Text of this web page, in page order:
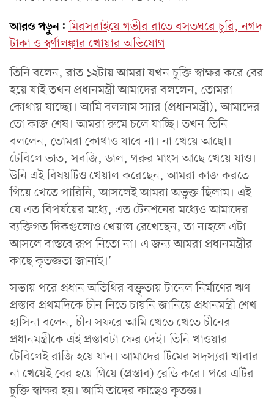
আরও পড়ুন: মিরসরাইয়ে গভীর রাতে বসতঘরে চুরি, নগদ
টাকা ও স্বর্ণালঙ্কার খোয়ার অভিযোগ
তিনি বলেন, রাত ১২টায় আমরা যখন চুক্তি স্বাক্ষর করে বের
হয়ে যাই তখন প্রধানমন্ত্রী আমাদের বললেন, তোমরা
কোথায় যাচ্ছো। আমি বললাম স্যার (প্রধানমন্ত্রী), আমাদের
তো কাজ শেষ। আমরা রুমে চলে যাচ্ছি। তখন তিনি
বললেন, তোমরা কোথাও যাবে না। না খেয়ে আছো।
টেবিলে ভাত, সবজি, ডাল, গরুর মাংস আছে খেয়ে যাও।
উনি এই বিষয়টিও খেয়াল করেছেন, আমরা কাজ করতে
গিয়ে খেতে পারিনি, আসলেই আমরা অভুক্ত ছিলাম। এই
যে এত বিপর্যয়ের মধ্যে, এত টেনশনের মধ্যেও আমাদের
ব্যক্তিগত দিকগুলোও খেয়াল রেখেছেন, তা নাহলে এটা
আসলে বাস্তবে রূপ নিতো না। এ জন্য আমরা প্রধানমন্ত্রীর
কাছে কৃতজ্ঞতা জানাই।’
সভায় পরে প্রধান অতিথির বক্তৃতায় টানেল নির্মাণের ঋণ
প্রস্তাব প্রথমদিকে চীন নিতে চায়নি জানিয়ে প্রধানমন্ত্রী শেখ
হাসিনা বলেন, চীন সফরে আমি খেতে খেতে চীনের
প্রধানমন্ত্রীকে এই প্রস্তাবটা ফের দেই। তিনি খাওয়ার
টেবিলেই রাজি হয়ে যান। আমাদের টিমের সদস্যরা খাবার
না খেয়েই বের হয়ে গিয়ে (প্রস্তাব) রেডি করে। পরে এটির
চুক্তি স্বাক্ষর হয়। আমি তাদের কাছেও কৃতজ্ঞ।